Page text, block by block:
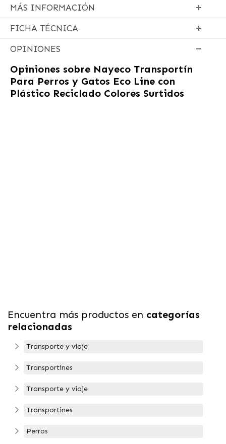
MÁS INFORMACIÓN
FICHA TÉCNICA
OPINIONES
Opiniones sobre Nayeco Transportín
Para Perros y Gatos Eco Line con
Plástico Reciclado Colores Surtidos
Encuentra más productos en categorías
relacionadas
Transporte y viaje
Transportines
Transporte y viaje
Transportines
Perros